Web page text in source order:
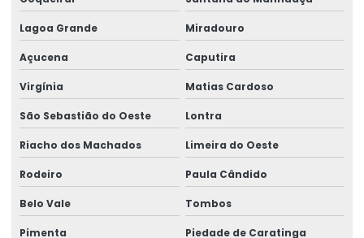
Lagoa Grande Miradouro
Açucena Caputira
Virgínia Matias Cardoso
São Sebastião do Oeste Lontra
Riacho dos Machados Limeira do Oeste
Rodeiro Paula Cândido
Belo Vale Tombos
Pimenta Piedade de Caratinga